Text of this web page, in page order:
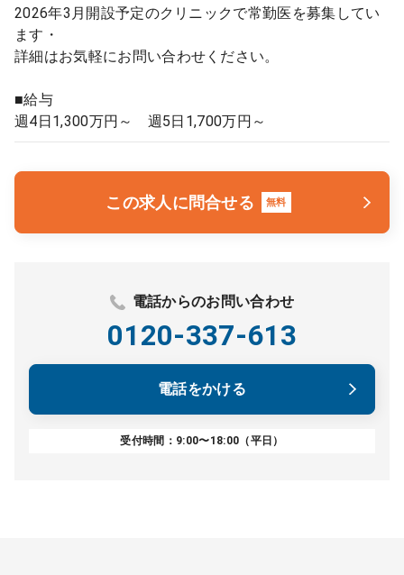
2026年3月開設予定のクリニックで常勤医を募集してい
ます・
詳細はお気軽にお問い合わせください。
■給与
週4日1,300万円～ 週5日1,700万円～
この求人に問合せる 無料
電話からのお問い合わせ
0120-337-613
電話をかける
受付時間：9:00〜18:00（平日）